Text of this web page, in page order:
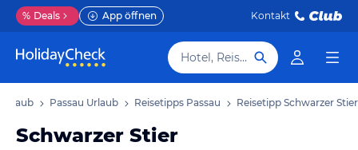
% Deals App öffnen Kontakt
Hotel, Reiseziel
Passau Urlaub Reisetipps Passau Reisetipp Schwarzer Stier
Schwarzer Stier